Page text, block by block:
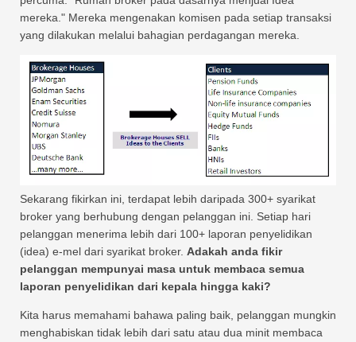
mereka." Mereka mengenakan komisen pada setiap transaksi
yang dilakukan melalui bahagian perdagangan mereka.
Sekarang fikirkan ini, terdapat lebih daripada 300+ syarikat
broker yang berhubung dengan pelanggan ini. Setiap hari
pelanggan menerima lebih dari 100+ laporan penyelidikan
(idea) e-mel dari syarikat broker. Adakah anda fikir
pelanggan mempunyai masa untuk membaca semua
laporan penyelidikan dari kepala hingga kaki?
Kita harus memahami bahawa paling baik, pelanggan mungkin
menghabiskan tidak lebih dari satu atau dua minit membaca